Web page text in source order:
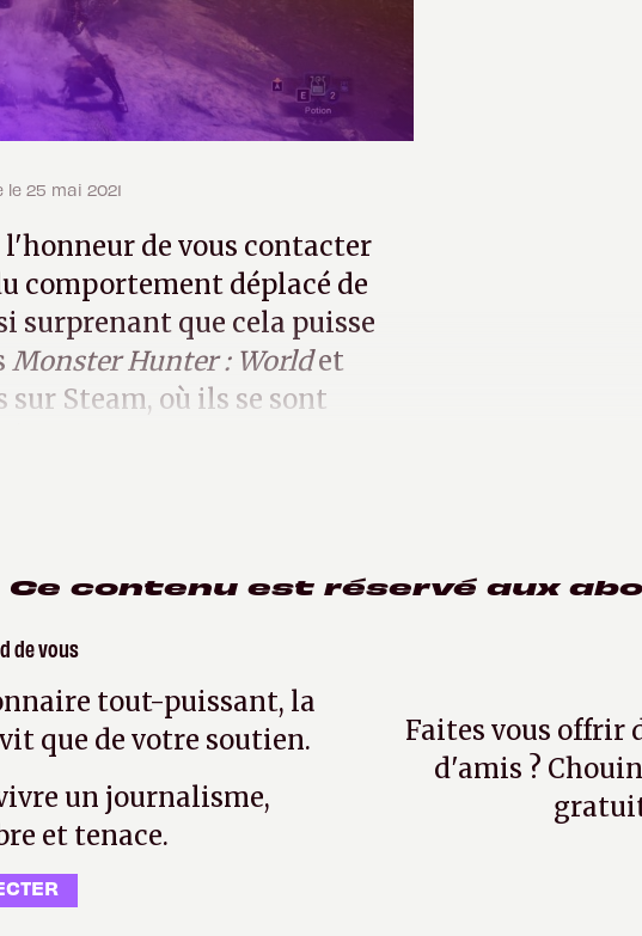
le 25 mai 2021
de vous contacter
comportement déplacé de
surprenant que cela puisse
Monster Hunter : Worldet
Steam, où ils se sont
Ce contenu est réservé aux
de vous
tout-puissant, la
que de votre soutien.
un journalisme,
et tenace.
Faites vous offrir
d'amis ?